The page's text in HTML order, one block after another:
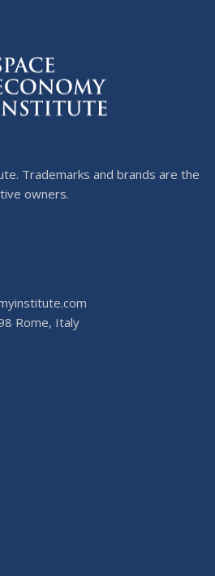
Trademarks and brands are the
owners.
Rome, Italy